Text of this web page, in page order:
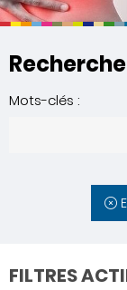
Mots-clés :
FILTRES